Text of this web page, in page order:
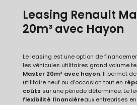
Leasing Renault
20m³ avec Hayon
Le leasing est une option de
les véhicules utilitaires grand volume
Master 20m³ avec hayon. Il permet
utilitaire neuf ou d’occasion tout en
coûts sur une période déterminée. Le
flexibilité financièreaux entreprises